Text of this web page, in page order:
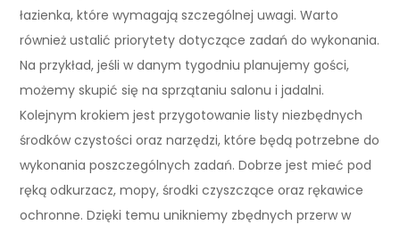
łazienka, które wymagają szczególnej uwagi. Warto
również ustalić priorytety dotyczące zadań do wykonania.
Na przykład, jeśli w danym tygodniu planujemy gości,
możemy skupić się na sprzątaniu salonu i jadalni.
Kolejnym krokiem jest przygotowanie listy niezbędnych
środków czystości oraz narzędzi, które będą potrzebne do
wykonania poszczególnych zadań. Dobrze jest mieć pod
ręką odkurzacz, mopy, środki czyszczące oraz rękawice
ochronne. Dzięki temu unikniemy zbędnych przerw w